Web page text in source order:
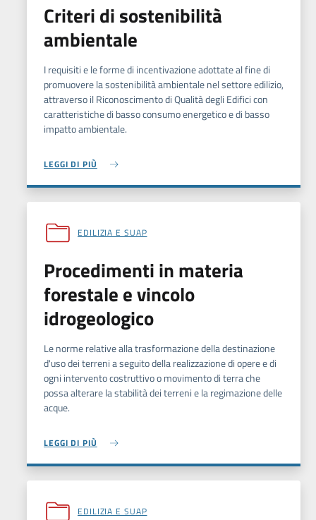
Criteri di sostenibilità
ambientale
I requisiti e le forme di incentivazione adottate al fine di
promuovere la sostenibilità ambientale nel settore edilizio,
attraverso il Riconoscimento di Qualità degli Edifici con
caratteristiche di basso consumo energetico e di basso
impatto ambientale.
LEGGI DI PIÙ
EDILIZIA E SUAP
Procedimenti in materia
forestale e vincolo
idrogeologico
Le norme relative alla trasformazione della destinazione
d'uso dei terreni a seguito della realizzazione di opere e di
ogni intervento costruttivo o movimento di terra che
possa alterare la stabilità dei terreni e la regimazione delle
acque.
LEGGI DI PIÙ
EDILIZIA E SUAP